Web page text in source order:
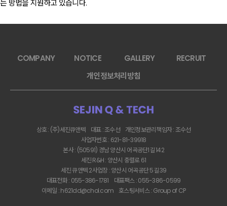
는 방법을 지원하고 있습니다.
COMPANY NOTICE GALLERY
RECRUIT
개인정보처리방침
상호 : (주)세진큐앤텍 대표 : 조수선
개인정보관리책임자 : 조수선
사업자번호 : 621-81-39918
본사 : (50591) 경남 양산시 어곡공단1길 142
세진 R&H : 양산시 충렬로 61
세진 큐앤텍 2사업장 : 양산시 어곡공단 5길 39
대표전화 : 055-386-1781
대표팩스 : 055-386-0599
이메일 : h621dd@chol.com
호스팅서비스 :Group of CP